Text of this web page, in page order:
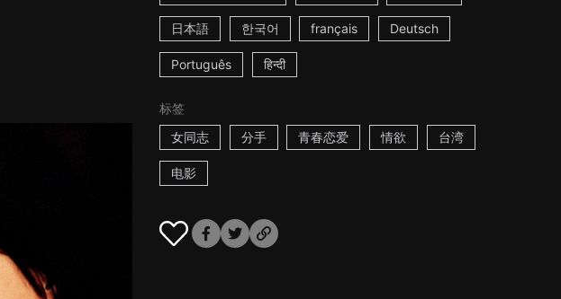
日本語 한국어 français Deutsch
Português हिन्दी
标签
女同志
分手 青春恋爱 情欲 台湾
电影